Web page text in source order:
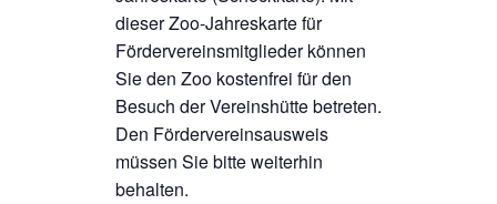
dieser Zoo-Jahreskarte für
Fördervereinsmitglieder können
Sie den Zoo kostenfrei für den
Besuch der Vereinshütte betreten.
Den Fördervereinsausweis
müssen Sie bitte weiterhin
behalten.